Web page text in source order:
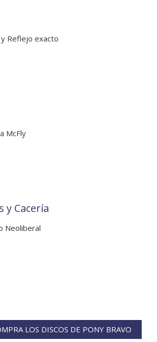
Reflejo exacto
McFly
y Cacería
Neoliberal
LOS DISCOS DE PONY BRAVO